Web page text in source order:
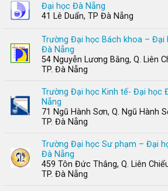
Đại học Đà Nẵng
41 Lê Duẩn, TP Đà Nẵng
Trường Đại học Bách khoa – Đại
Đà Nẵng
54 Nguyễn Lương Bằng, Q. Liên
TP. Đà Nẵng
Trường Đại học Kinh tế- Đại học
Nẵng
71 Ngũ Hành Sơn, Q. Ngũ Hành
TP. Đà Nẵng
Trường Đại học Sư phạm – Đại
Đà Nẵng
459 Tôn Đức Thắng, Q. Liên
TP. Đà Nẵng